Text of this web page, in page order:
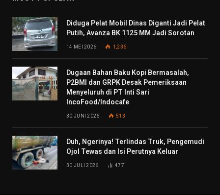
Diduga Pelat Mobil Dinas Diganti Jadi Pelat
Putih, Avanza BK 1125 MM Jadi Sorotan
14 MEI 2026 1,236
Dugaan Bahan Baku Kopi Bermasalah,
P2BMI dan GRPK Desak Pemeriksaan
Menyeluruh di PT Inti Sari
IncoFood/Indocafe
30 JUNI 2026 513
Duh, Ngerinya! Terlindas Truk, Pengemudi
Ojol Tewas dan Isi Perutnya Keluar
30 JULI 2026 477